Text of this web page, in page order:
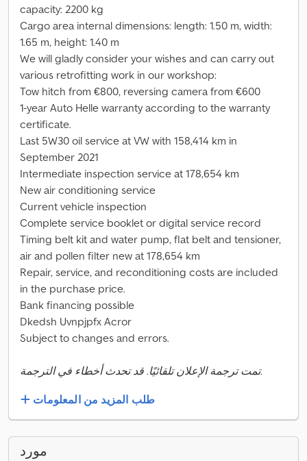
capacity: 2200 kg
Cargo area internal dimensions: length: 1.50 m, width:
1.65 m, height: 1.40 m
We will gladly consider your wishes and can carry out
various retrofitting work in our workshop:
Tow hitch from €800, reversing camera from €600
1-year Auto Helle warranty according to the warranty
certificate.
Last 5W30 oil service at VW with 158,414 km in
September 2021
Intermediate inspection service at 178,654 km
New air conditioning service
Current vehicle inspection
Complete service booklet or digital service record
Timing belt kit and water pump, flat belt and tensioner,
air and pollen filter new at 178,654 km
Repair, service, and reconditioning costs are included
in the purchase price.
Bank financing possible
Dkedsh Uvnpjpfx Acror
Subject to changes and errors.
تمت ترجمة الإعلان تلقائيًا. قد تحدث أخطاء في الترجمة.
طلب المزيد من المعلومات
مورد